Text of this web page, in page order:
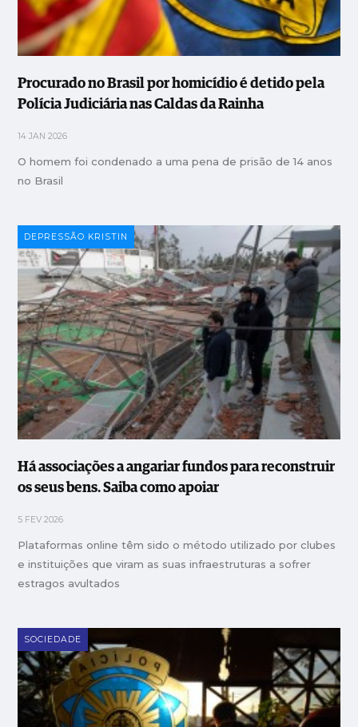
Procurado no Brasil por homicídio é detido pela
Polícia Judiciária nas Caldas da Rainha
14 JAN 2026
O homem foi condenado a uma pena de prisão de 14 anos
no Brasil
DEPRESSÃO KRISTIN
Há associações a angariar fundos para reconstruir
os seus bens. Saiba como apoiar
5 FEV 2026
Plataformas online têm sido o método utilizado por clubes
e instituições que viram as suas infraestruturas a sofrer
estragos avultados
SOCIEDADE